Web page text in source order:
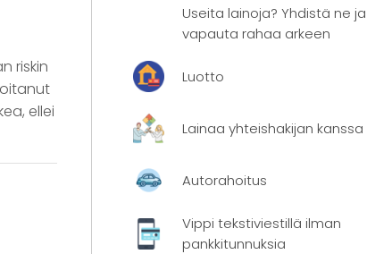
riskin
ellei
Useita lainoja? Yhdistä ne ja
vapauta rahaa arkeen
Luotto
Lainaa yhteishakijan kanssa
Autorahoitus
Vippi tekstiviestillä ilman
pankkitunnuksia